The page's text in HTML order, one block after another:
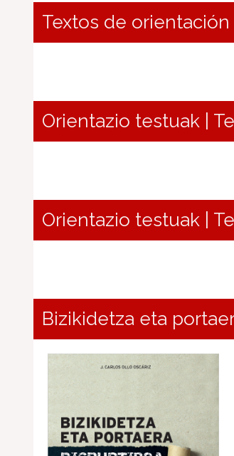
Textos de
Orientazio testuak |
Orientazio testuak |
Bizikidetza eta